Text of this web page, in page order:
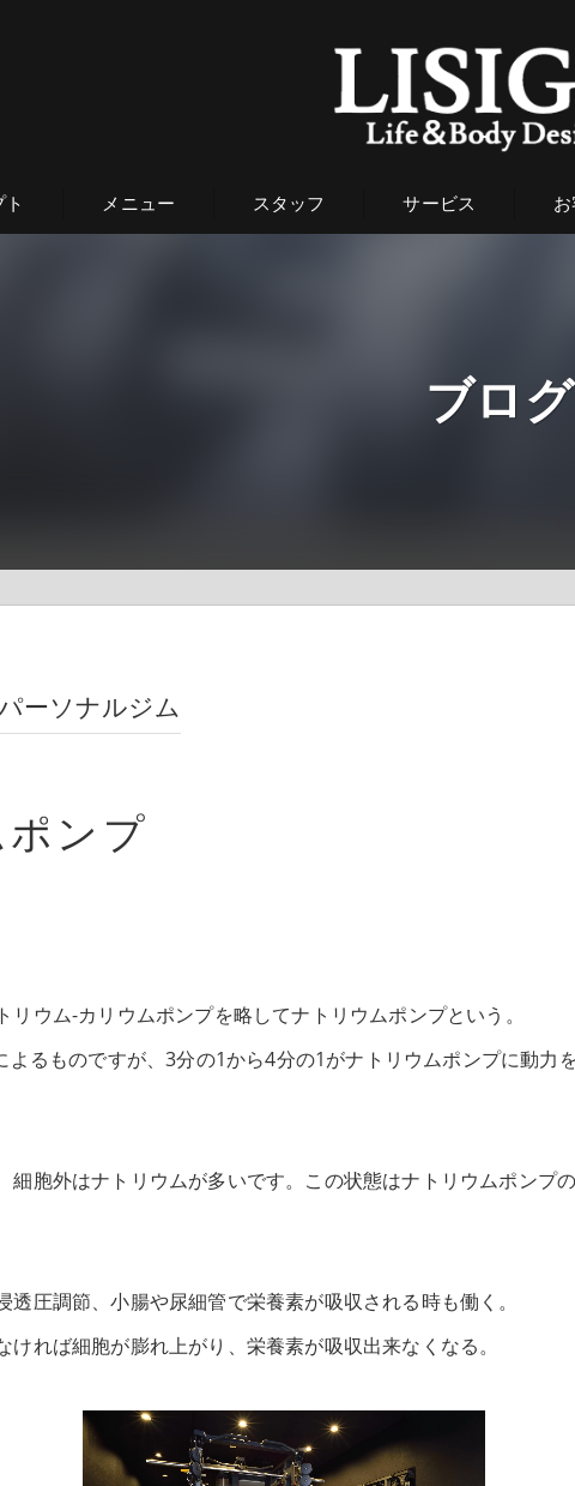
メニュー スタッフ サービス
ブログ
ーソナルジム
ンプ
ウム-カリウムポンプを略してナトリウムポンプという。
よるものですが、3分の1から4分の1がナトリウムポンプに動力
細胞外はナトリウムが多いです。この状態はナトリウムポンプ
圧調節、小腸や尿細管で栄養素が吸収される時も働く。
れば細胞が膨れ上がり、栄養素が吸収出来なくなる。